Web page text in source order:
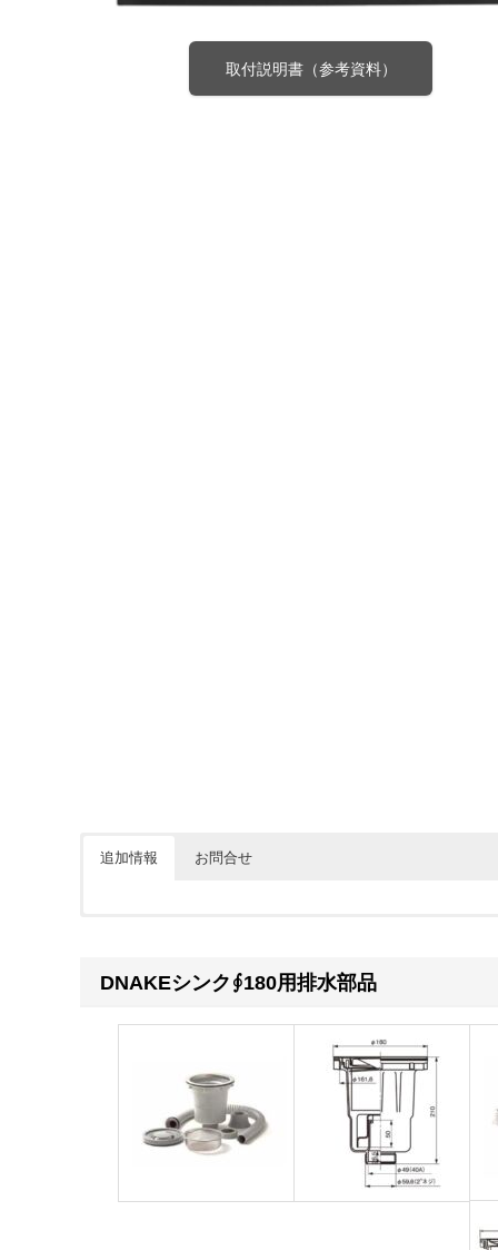
取付説明書（参考資料）
追加情報 お問合せ
会員の方はこちらからでも見積依頼可能です。カウンター
お名前 (必須)
DNAKEシンク∮180用排水部品